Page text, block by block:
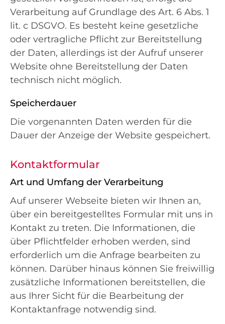
Verarbeitung auf Grundlage des Art. 6 Abs. 1
lit. c DSGVO. Es besteht keine gesetzliche
oder vertragliche Pflicht zur Bereitstellung
der Daten, allerdings ist der Aufruf unserer
Website ohne Bereitstellung der Daten
technisch nicht möglich.
Speicherdauer
Die vorgenannten Daten werden für die
Dauer der Anzeige der Website gespeichert.
Kontaktformular
Art und Umfang der Verarbeitung
Auf unserer Webseite bieten wir Ihnen an,
über ein bereitgestelltes Formular mit uns in
Kontakt zu treten. Die Informationen, die
über Pflichtfelder erhoben werden, sind
erforderlich um die Anfrage bearbeiten zu
können. Darüber hinaus können Sie freiwillig
zusätzliche Informationen bereitstellen, die
aus Ihrer Sicht für die Bearbeitung der
Kontaktanfrage notwendig sind.